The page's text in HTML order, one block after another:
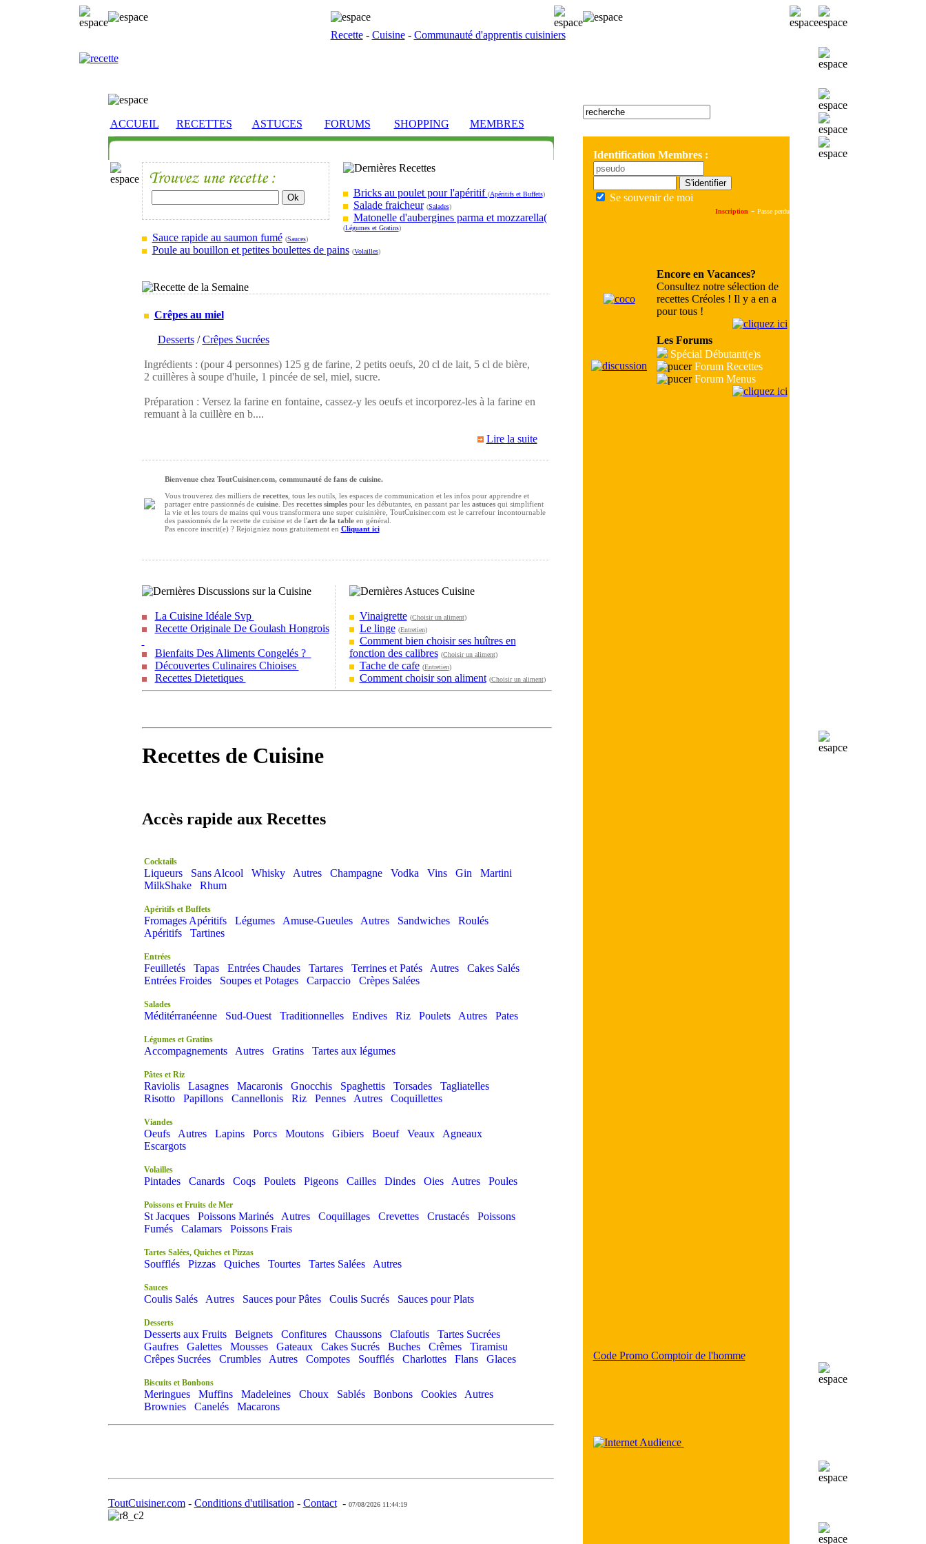
Recette- Cuisine- Communauté d'apprentis cuisiniers
ACCUEIL RECETTES ASTUCES FORUMS SHOPPING MEMBRES
Identification Membres :
Se souvenir de moi
Inscription - Passe perdu
Encore en Vacances?
Consultez notre sélection de
recettes Créoles ! Il y a en a
pour tous !
Les Forums
Spécial Débutant(e)s
Forum Recettes
Forum Menus
Bricks au poulet pour l'apéritif (Apéritifs et Buffets)
Salade fraicheur (Salades)
Matonelle d'aubergines parma et mozzarella(
(Légumes et Gratins)
Sauce rapide au saumon fumé (Sauces)
Poule au bouillon et petites boulettes de pains (Volailles)
Crêpes au miel
Desserts/Crêpes Sucrées
Ingrédients : (pour 4 personnes) 125 g de farine, 2 petits oeufs, 20 cl de lait, 5 cl de bière,
2 cuillères à soupe d'huile, 1 pincée de sel, miel, sucre.
Préparation : Versez la farine en fontaine, cassez-y les oeufs et incorporez-les à la farine en
remuant à la cuillère en b....
Lire la suite
Bienvenue chez ToutCuisiner.com, communauté de fans de cuisine.
Vous trouverez des milliers de recettes, tous les outils, les espaces de communication et les infos pour apprendre et
partager entre passionnés de cuisine. Des recettes simplespour les débutantes, en passant par les astucesqui simplifient
la vie et les tours de mains qui vous transformera une super cuisinière, ToutCuisiner.com est le carrefour incontournable
des passionnés de la recette de cuisine et de l'art de la tableen général.
Pas encore inscrit(e) ? Rejoigniez nous gratuitement en Cliquant ici
La Cuisine Idéale Svp
Recette Originale De Goulash Hongrois
Bienfaits Des Aliments Congelés ?
Découvertes Culinaires Chioises
Recettes Dietetiques
Vinaigrette (Choisir un aliment)
Le linge (Entretien)
Comment bien choisir ses huîtres en
fonction des calibres (Choisir un aliment)
Tache de cafe (Entretien)
Comment choisir son aliment (Choisir un aliment)
Recettes de Cuisine
Accès rapide aux Recettes
Cocktails
Liqueurs Sans Alcool Whisky Autres Champagne Vodka Vins Gin
Martini
MilkShake
Rhum
Apéritifs et Buffets
Fromages Apéritifs Légumes Amuse-Gueules Autres Sandwiches
Roulés
Apéritifs
Tartines
Entrées
Feuilletés Tapas Entrées Chaudes Tartares Terrines et Patés Autres
Cakes Salés
Entrées Froides
Soupes et Potages Carpaccio Crèpes Salées
Salades
Méditérranéenne Sud-Ouest Traditionnelles Endives Riz Poulets Autres Pates
Légumes et Gratins
Accompagnements Autres Gratins Tartes aux légumes
Pâtes et Riz
Raviolis Lasagnes Macaronis Gnocchis Spaghettis Torsades
Tagliatelles
Risotto
Papillons Cannellonis Riz Pennes Autres Coquillettes
Viandes
Oeufs Autres Lapins Porcs Moutons Gibiers Boeuf Veaux
Agneaux
Escargots
Volailles
Pintades Canards Coqs Poulets Pigeons Cailles Dindes Oies Autres Poules
Poissons et Fruits de Mer
St Jacques Poissons Marinés Autres Coquillages Crevettes Crustacés
Poissons
Fumés
Calamars Poissons Frais
Tartes Salées, Quiches et Pizzas
Soufflés Pizzas Quiches Tourtes Tartes Salées Autres
Sauces
Coulis Salés Autres Sauces pour Pâtes Coulis Sucrés Sauces pour Plats
Desserts
Desserts aux Fruits Beignets Confitures Chaussons Clafoutis
Tartes Sucrées
Gaufres
Galettes Mousses Gateaux Cakes Sucrés Buches Crêmes
Tiramisu
Crêpes Sucrées
Crumbles Autres Compotes Soufflés Charlottes Flans Glaces
Biscuits et Bonbons
Meringues Muffins Madeleines Choux Sablés Bonbons Cookies
Autres
Brownies
Canelés Macarons
ToutCuisiner.com- Conditions d'utilisation - Contact- 07/08/2026 11:44:19
Code Promo Comptoir de l'homme